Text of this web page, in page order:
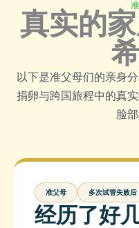
真实的
以下是准父母们的亲身
捐卵与跨国旅程中的真
脸
准父母 多次试管失败后
经历了好